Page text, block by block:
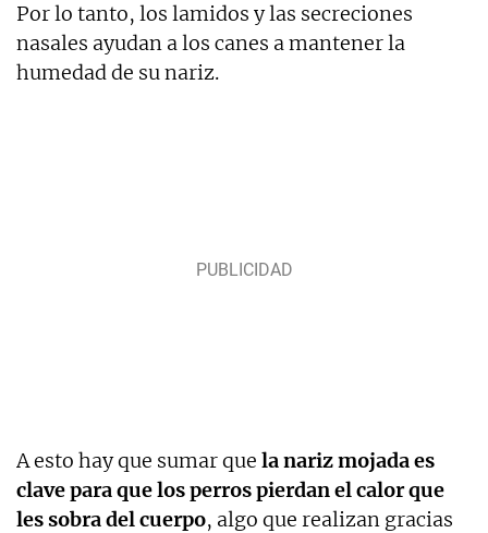
Por lo tanto, los lamidos y las secreciones
nasales ayudan a los canes a mantener la
humedad de su nariz.
A esto hay que sumar que la nariz mojada es
clave para que los perros pierdan el calor que
les sobra del cuerpo, algo que realizan gracias